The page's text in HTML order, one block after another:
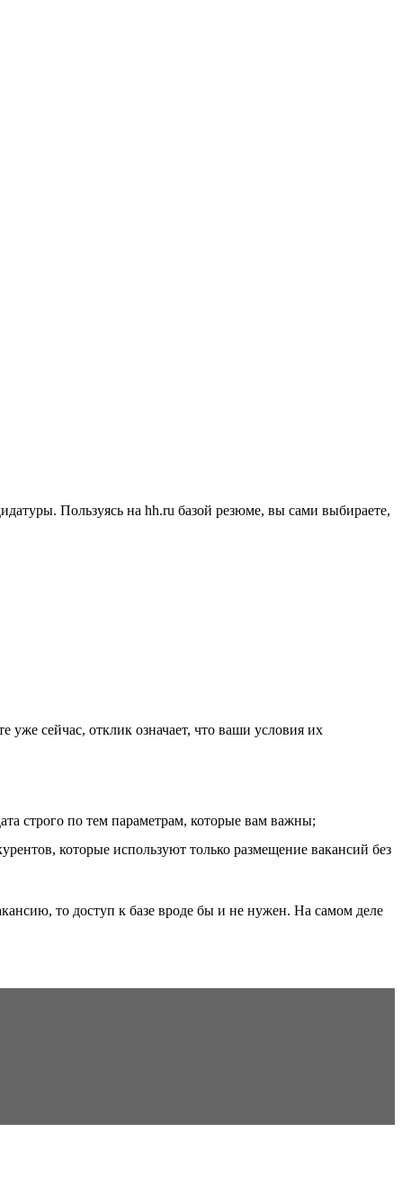
Пользуясь на hh.ru базой резюме, вы сами выбираете,
сейчас, отклик означает, что ваши условия их
строго по тем параметрам, которые вам важны;
которые используют только размещение вакансий без
то доступ к базе вроде бы и не нужен. На самом деле